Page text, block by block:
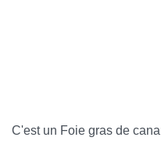
C'est un Foie gras de